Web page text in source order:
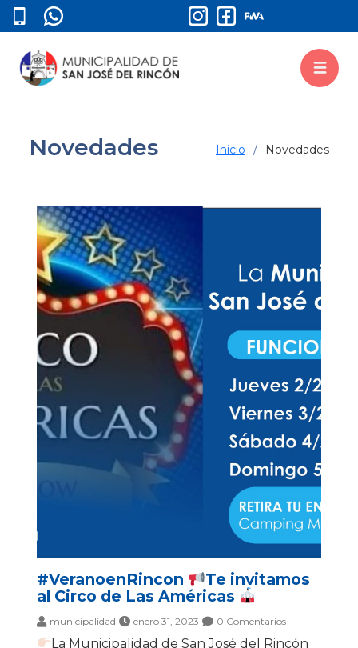
Novedades Inicio Novedades
#VeranoenRincon
Te invitamos
al Circo de Las Américas
municipalidad enero 31, 2023 0 Comentarios
La Municipalidad de San José del Rincón